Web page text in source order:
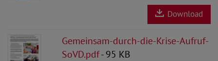
Download
Gemeinsam-durch-die-Krise-Aufruf-
SoVD.pdf- 95 KB